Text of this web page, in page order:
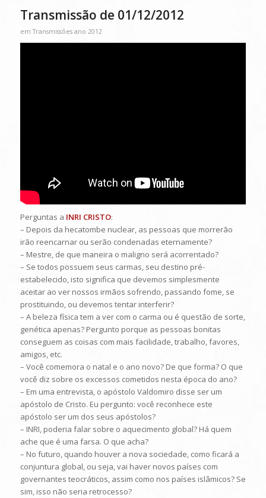
Transmissão de 01/12/2012
emTransmissões ano 2012
Perguntas a INRI CRISTO:
– Depois da hecatombe nuclear, as pessoas que morrerão
irão reencarnar ou serão condenadas eternamente?
– Mestre, de que maneira o maligno será acorrentado?
– Se todos possuem seus carmas, seu destino pré-
estabelecido, isto significa que devemos simplesmente
aceitar ao ver nossos irmãos sofrendo, passando fome, se
prostituindo, ou devemos tentar interferir?
– A beleza física tem a ver com o carma ou é questão de sorte,
genética apenas? Pergunto porque as pessoas bonitas
conseguem as coisas com mais facilidade, trabalho, favores,
amigos, etc.
– Você comemora o natal e o ano novo? De que forma? O que
você diz sobre os excessos cometidos nesta época do ano?
– Em uma entrevista, o apóstolo Valdomiro disse ser um
apóstolo de Cristo. Eu pergunto: você reconhece este
apóstolo ser um dos seus apóstolos?
– INRI, poderia falar sobre o aquecimento global? Há quem
ache que é uma farsa. O que acha?
– No futuro, quando houver a nova sociedade, como ficará a
conjuntura global, ou seja, vai haver novos países com
governantes teocráticos, assim como nos países islâmicos? Se
sim, isso não seria retrocesso?